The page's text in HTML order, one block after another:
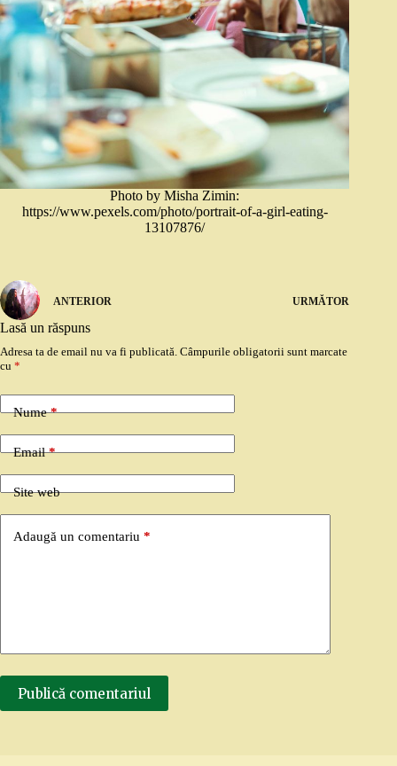
Photo by Misha Zimin:
https://www.pexels.com/photo/portrait-of-a-girl-eating-
13107876/
ANTERIOR URMĂTOR
Lasă un răspuns
Adresa ta de email nu va fi publicată. Câmpurile obligatorii sunt marcate
cu *
Nume*
Email*
Site web
Adaugă un comentariu *
Publică comentariul